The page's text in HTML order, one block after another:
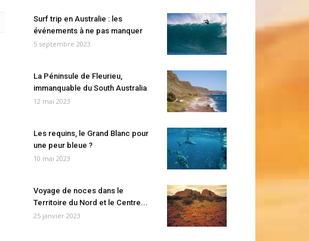
Surf trip en Australie : les
événements à ne pas manquer
5 septembre 2023
La Péninsule de Fleurieu,
immanquable du South Australia
12 mai 2023
Les requins, le Grand Blanc pour
une peur bleue ?
10 mai 2023
Voyage de noces dans le
Territoire du Nord et le Centre...
25 janvier 2023